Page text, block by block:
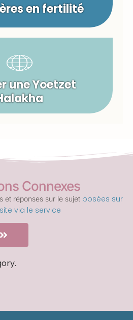
en fertilité
une Yoetzet
Connexes
et réponses sur le sujet posées sur
via le service